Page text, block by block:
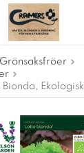
Grönsaksfröer
Ekologisk